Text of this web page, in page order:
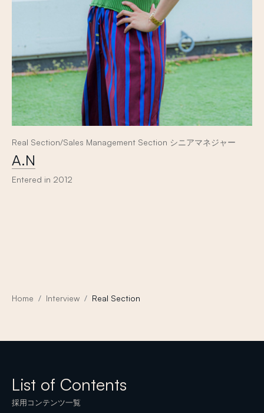
Real Section/Sales Management Section シニアマネジャー
A.N
Entered in 2012
Home Interview Real Section
採用コンテンツ一覧
List of Contents